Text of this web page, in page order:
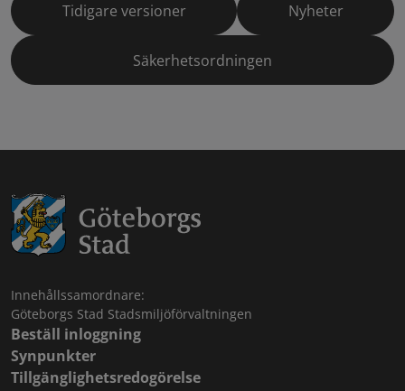
Tidigare versioner Nyheter
Säkerhetsordningen
Innehållssamordnare:
Göteborgs Stad Stadsmiljöförvaltningen
Beställ inloggning
Synpunkter
Tillgänglighetsredogörelse